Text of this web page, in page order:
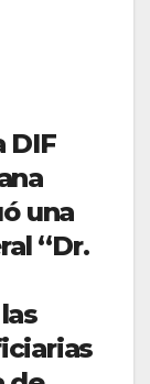
DIF
una
“Dr.